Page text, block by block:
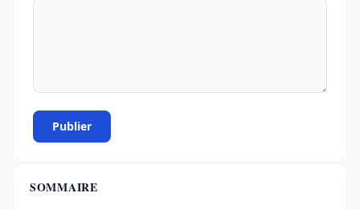
Publier
SOMMAIRE